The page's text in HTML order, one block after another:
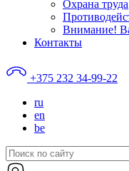
Охрана труда
Внимание!
Контакты
+375 232 34-99-22
ru
en
be